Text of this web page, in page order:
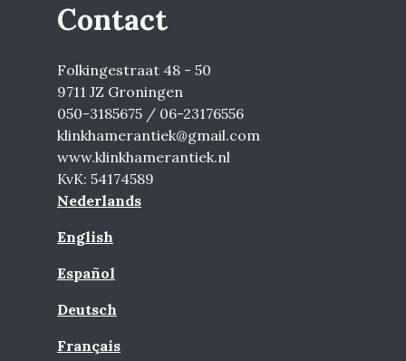
Contact
Folkingestraat 48 - 50
9711 JZ Groningen
050-3185675 / 06-23176556
klinkhamerantiek@gmail.com
www.klinkhamerantiek.nl
KvK: 54174589
Nederlands
English
Español
Deutsch
Français